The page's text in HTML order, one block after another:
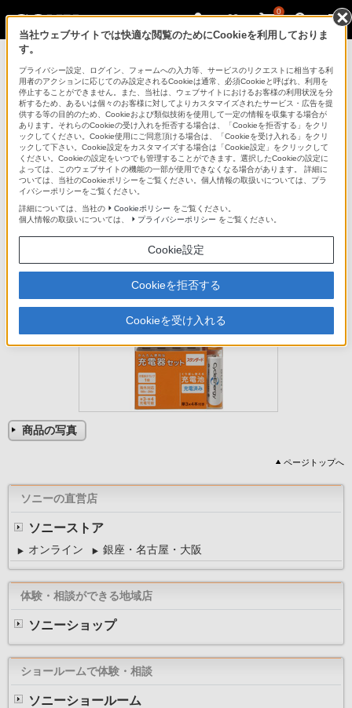
0
BCG-34HLE4K
かんたん便利な充電器セット。くり返し使えて経済的です
充電式ニッケル水素電池専用充電器セット
BCG-34HLE4K
生産完了
商品の写真
ページトップへ
ソニーの直営店
ソニーストア
オンライン 銀座・名古屋・大阪
体験・相談ができる地域店
ソニーショップ
ショールームで体験・相談
ソニーショールーム
当社ウェブサイトでは快適な閲覧のためにCookieを利用しておりま
す。
プライバシー設定、ログイン、フォームへの入力等、サービスのリクエストに相当する利
用者のアクションに応じてのみ設定されるCookieは通常、必須Cookieと呼ばれ、利用を
停止することができません。また、当社は、ウェブサイトにおけるお客様の利用状況を分
析するため、あるいは個々のお客様に対してよりカスタマイズされたサービス・広告を提
供する等の目的のため、Cookieおよび類似技術を使用して一定の情報を収集する場合が
あります。それらのCookieの受け入れを拒否する場合は、「Cookieを拒否する」をクリ
ックしてください。Cookie使用にご同意頂ける場合は、「Cookieを受け入れる」をクリ
ックして下さい。Cookie設定をカスタマイズする場合は「Cookie設定」をクリックして
ください。Cookieの設定をいつでも管理することができます。選択したCookieの設定に
よっては、このウェブサイトの機能の一部が使用できなくなる場合があります。 詳細に
ついては、当社のCookieポリシーをご覧ください。個人情報の取扱いについては、プラ
イバシーポリシーをご覧ください。
詳細については、当社の
Cookieポリシー をご覧ください。
個人情報の取扱いについては、
プライバシーポリシー をご覧ください。
Cookie設定
Cookieを拒否する
Cookieを受け入れる